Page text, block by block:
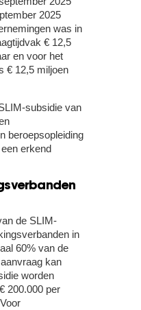
2025
was in
€ 12,5
en voor het
€ 12,5 miljoen
subsidie van
beroepsopleiding
erkend
de SLIM-
in
60% van de
kan
worden
200.000 per